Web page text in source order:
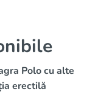
Polo cu alte
erectilă